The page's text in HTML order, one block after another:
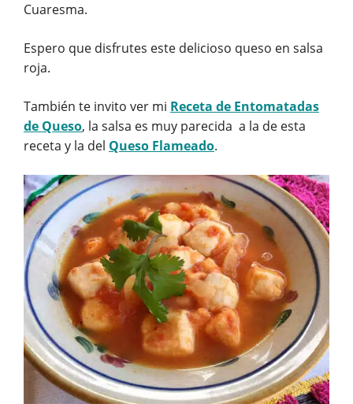
Cuaresma.
Espero que disfrutes este delicioso queso en salsa
roja.
También te invito ver mi Receta de Entomatadas
de Queso, la salsa es muy parecida a la de esta
receta y la del Queso Flameado.